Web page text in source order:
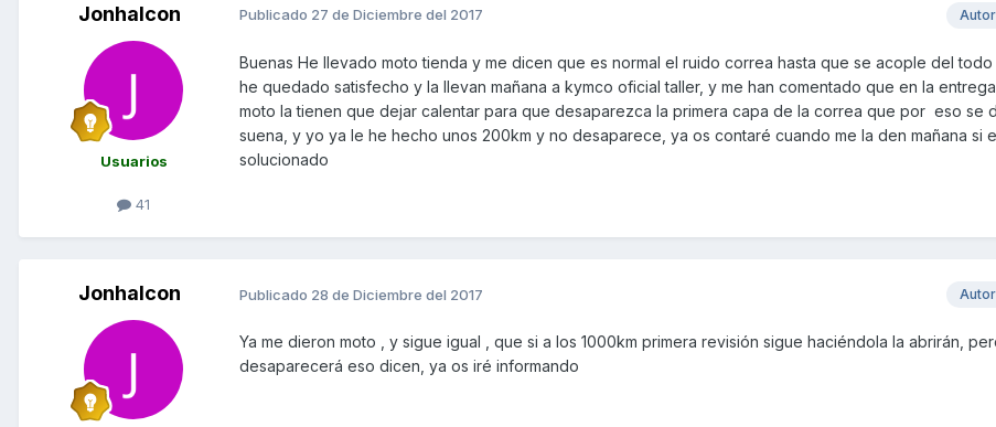
Jonhalcon
Usuarios
41
Autor
Publicado 27 de Diciembre del 2017
Buenas He llevado moto tienda y me dicen que es normal el ruido correa hasta que se acople del todo
he quedado satisfecho y la llevan mañana a kymco oficial taller, y me han comentado que en la
moto la tienen que dejar calentar para que desaparezca la primera capa de la correa que por eso se
suena, y yo ya le he hecho unos 200km y no desaparece, ya os contaré cuando me la den mañana si
solucionado
Jonhalcon Autor
Publicado 28 de Diciembre del 2017
Ya me dieron moto , y sigue igual , que si a los 1000km primera revisión sigue haciéndola la abrirán,
desaparecerá eso dicen, ya os iré informando